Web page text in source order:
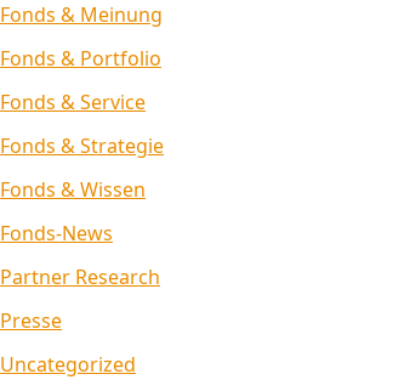
Fonds & Meinung
Fonds & Portfolio
Fonds & Service
Fonds & Strategie
Fonds & Wissen
Fonds-News
Partner Research
Presse
Uncategorized